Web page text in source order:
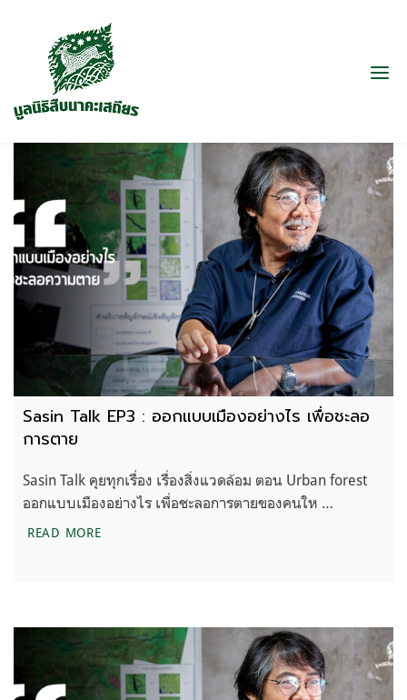
Sasin Talk EP3 : ออกแบบเมืองอย่างไร เพื่อชะลอ
การตาย
Sasin Talk คุยทุกเรื่อง เรื่องสิ่งแวดล้อม ตอน Urban forest
ออกแบบเมืองอย่างไร เพื่อชะลอการตายของคนให …
READ MORESASIN TALK EP3 : ออกแบบเมืองอย่างไร เพื่อชะลอก